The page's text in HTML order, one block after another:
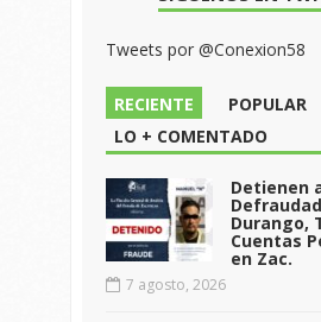
Tweets por @Conexion58
RECIENTE
POPULAR
LO + COMENTADO
Detienen
Durango,
Cuentas
en Zac.
7 agosto, 2026